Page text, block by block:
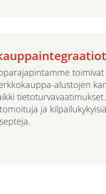
toimivat
alustojen
ja kilpailukykyisiä